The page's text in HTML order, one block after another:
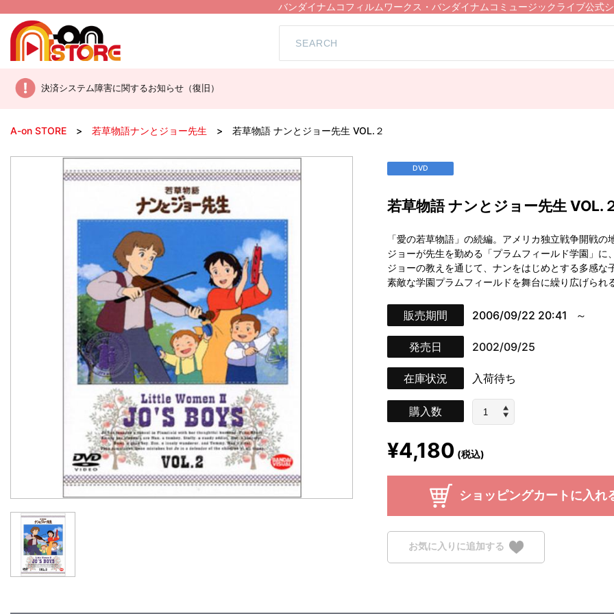
バンダイナムコフィルムワークス・バンダイナムコミュージックライブ公式
決済システム障害に関するお知らせ（復旧）
A-on STORE 若草物語ナンとジョー先生 若草物語 ナンとジョー先生 VOL.２
DVD
若草物語 ナンとジョー先生 VOL.
「愛の若草物語」の続編。アメリカ独立戦争開戦の
ジョーが先生を勤める「プラムフィールド学園」
ジョーの教えを通じて、ナンをはじめとする多感な
素敵な学園プラムフィールドを舞台に繰り広げられ
販売期間 2006/09/22 20:41
発売日 2002/09/25
在庫状況 入荷待ち
購入数
¥4,180 (税込)
ショッピングカートに入れ
お気に入りに追加する